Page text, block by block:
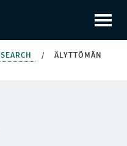
SEARCH /
ÄLYTTÖMÄN